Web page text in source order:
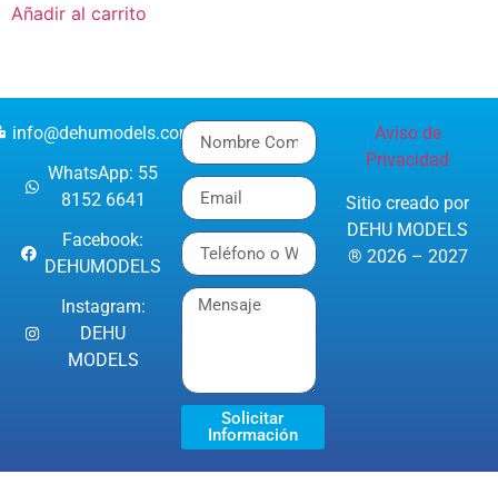
Añadir al carrito
info@dehumodels.com
WhatsApp: 55
8152 6641
Facebook:
DEHUMODELS
Instagram:
DEHU
MODELS
Solicitar
Información
Aviso de
Privacidad
Sitio creado por
DEHU MODELS
® 2026 – 2027